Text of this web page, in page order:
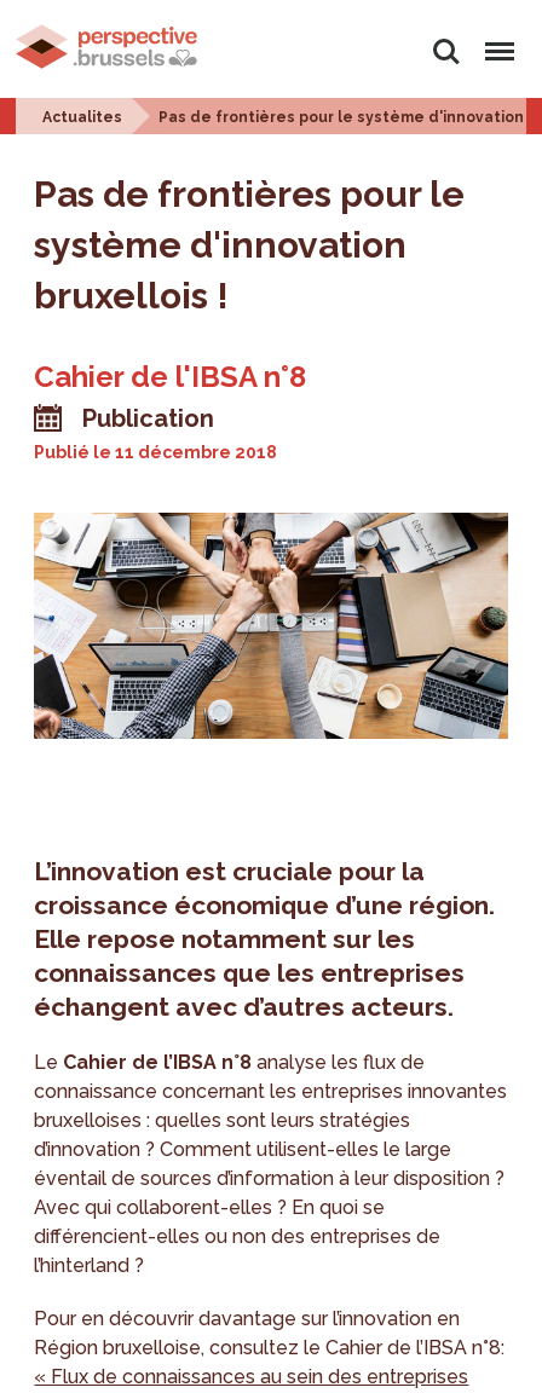
Rechercher
Menu
Actualites Pas de frontières pour le système d'innovation
Pas de frontières pour le
système d'innovation
bruxellois !
Cahier de l'IBSA n°8
Publication
Publié le11 décembre 2018
L’innovation est cruciale pour la
croissance économique d’une région.
Elle repose notamment sur les
connaissances que les entreprises
échangent avec d’autres acteurs.
Le Cahier de l’IBSA n°8analyse les flux de
connaissance concernant les entreprises innovantes
bruxelloises : quelles sont leurs stratégies
d’innovation ? Comment utilisent-elles le large
éventail de sources d’information à leur disposition ?
Avec qui collaborent-elles ? En quoi se
différencient-elles ou non des entreprises de
l’hinterland ?
Pour en découvrir davantage sur l’innovation en
Région bruxelloise, consultez le Cahier de l’IBSA n°8:
« Flux de connaissances au sein des entreprises